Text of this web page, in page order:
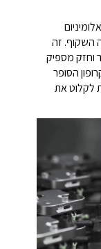
השקוף. זה
וחזק מספיק
הסופר
לקלוט את